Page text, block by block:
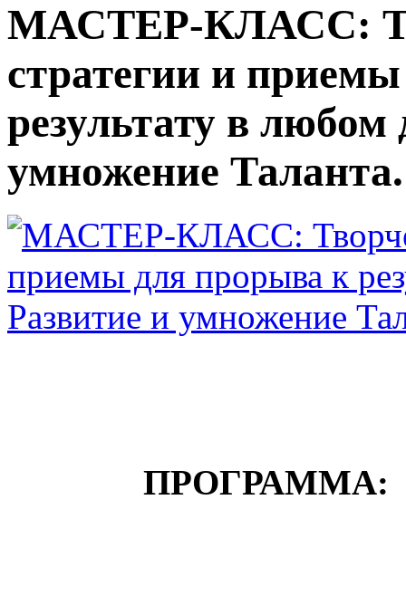
МАСТЕР-КЛАСС:
стратегии и
результату в любом
умножение Таланта.
ПРОГРАММА: